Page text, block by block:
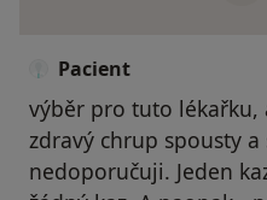
Pacient
výběr pro tuto lékařku,
zdravý chrup spousty
nedoporučuji. Jeden